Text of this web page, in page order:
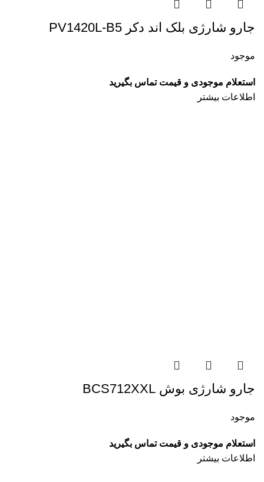
جارو شارژی بلک اند دکر PV1420L-B5
موجود
استعلام موجودی و قیمت تماس بگیرید
اطلاعات بیشتر
جارو شارژی بوش BCS712XXL
موجود
استعلام موجودی و قیمت تماس بگیرید
اطلاعات بیشتر